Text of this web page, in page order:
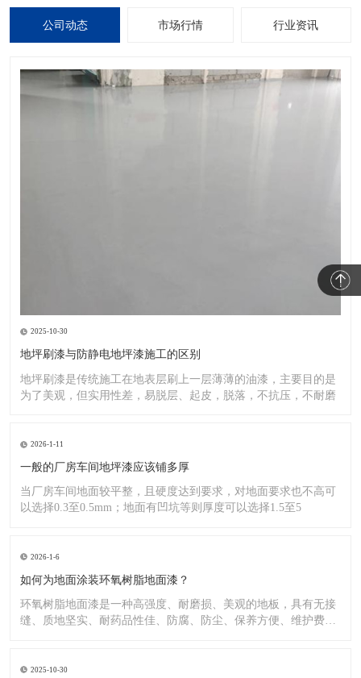
公司动态 市场行情 行业资讯
2025-10-30
地坪刷漆与防静电地坪漆施工的区别
地坪刷漆是传统施工在地表层刷上一层薄薄的油漆，主要目的是
为了美观，但实用性差，易脱层、起皮，脱落，不抗压，不耐磨
2026-1-11
一般的厂房车间地坪漆应该铺多厚
当厂房车间地面较平整，且硬度达到要求，对地面要求也不高可
以选择0.3至0.5mm；地面有凹坑等则厚度可以选择1.5至5
2026-1-6
如何为地面涂装环氧树脂地面漆？
环氧树脂地面漆是一种高强度、耐磨损、美观的地板，具有无接
缝、质地坚实、耐药品性佳、防腐、防尘、保养方便、维护费用
2025-10-30